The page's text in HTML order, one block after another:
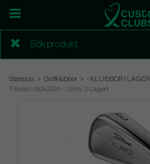
Startsida Golfklubbor - KLUBBOR I LAGER
Titleist U505 2024 - Utility (I Lager)